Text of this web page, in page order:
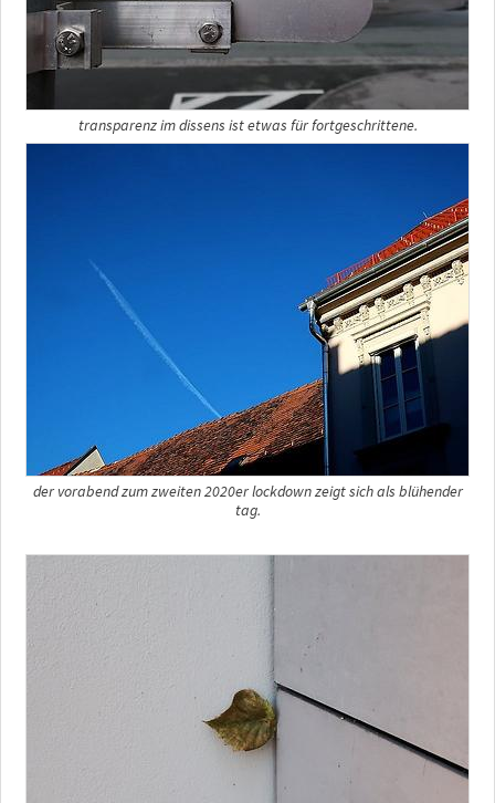
transparenz im dissens ist etwas für fortgeschrittene.
der vorabend zum zweiten 2020er lockdown zeigt sich als blühender
tag.